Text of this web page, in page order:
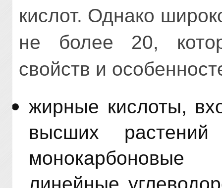
кислот. Однако
не более 20,
свойств и
жирные кислоты,
высших
монокарбоновые
линейные